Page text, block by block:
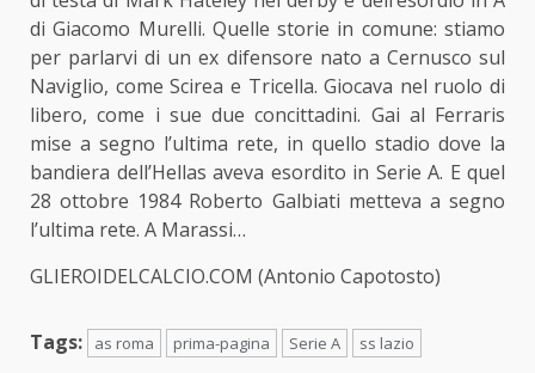
di Giacomo Murelli. Quelle storie in comune: stiamo
per parlarvi di un ex difensore nato a Cernusco sul
Naviglio, come Scirea e Tricella. Giocava nel ruolo di
libero, come i sue due concittadini. Gai al Ferraris
mise a segno l’ultima rete, in quello stadio dove la
bandiera dell’Hellas aveva esordito in Serie A. E quel
28 ottobre 1984 Roberto Galbiati metteva a segno
l’ultima rete. A Marassi…
GLIEROIDELCALCIO.COM (Antonio Capotosto)
Tags: as roma prima-pagina Serie A ss lazio